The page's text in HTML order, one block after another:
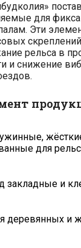
для
Эти
рельса в
и снижение
для
закладные и
деревянных и